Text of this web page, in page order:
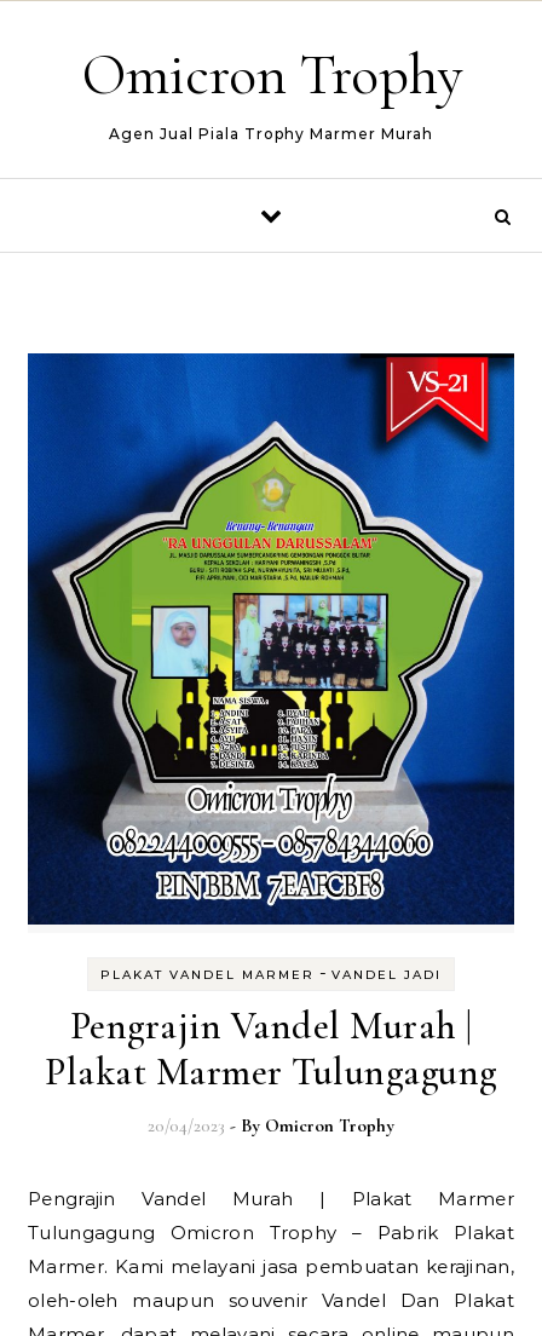
Omicron Trophy
Agen Jual Piala Trophy Marmer Murah
PLAKAT VANDEL MARMER - VANDEL JADI
Pengrajin Vandel Murah |
Plakat Marmer Tulungagung
20/04/2023 - By Omicron Trophy
Pengrajin Vandel Murah | Plakat Marmer
Tulungagung Omicron Trophy – Pabrik Plakat
Marmer. Kami melayani jasa pembuatan kerajinan,
oleh-oleh maupun souvenir Vandel Dan Plakat